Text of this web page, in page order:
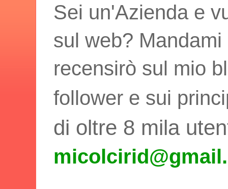
Sei un'Azienda e
sul web?
recensirò sul mio
follower e sui
di oltre 8 mila